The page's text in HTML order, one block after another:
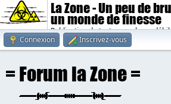
La Zone - Un peu de
un monde de finesse
Publication de textes sombres,
Connexion
Inscrivez-vous